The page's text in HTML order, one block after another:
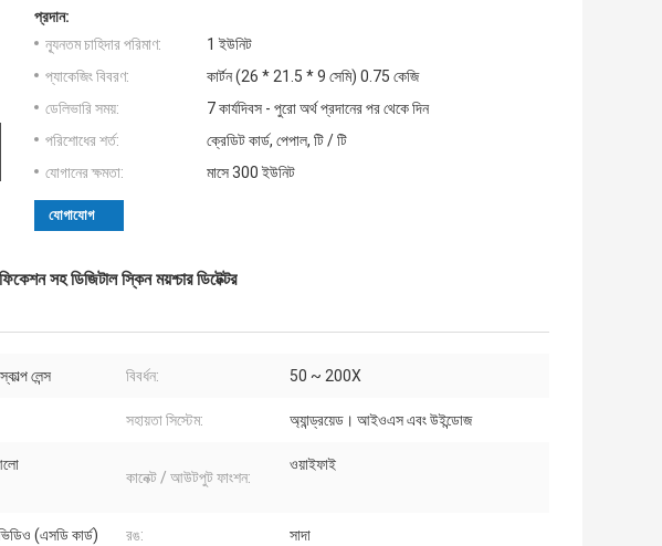
প্রদান:
ন্যূনতম চাহিদার পরিমাণ:
1 ইউনিট
প্যাকেজিং বিবরণ:
কার্টন (26 * 21.5 * 9 সেমি) 0.75 কেজি
ডেলিভারি সময়:
7 কার্যদিবস - পুরো অর্থ প্রদানের পর থেকে দিন
পরিশোধের শর্ত:
ক্রেডিট কার্ড, পেপাল, টি / টি
যোগানের ক্ষমতা:
মাসে 300 ইউনিট
যোগাযোগ
সহ ডিজিটাল স্কিন ময়শ্চার ডিটেক্টর
লেন্স বিবর্ধন: 50 ~ 200X
সহায়তা সিস্টেম: অ্যান্ড্রয়েড। আইওএস এবং উইন্ডোজ
কানেক্ট / আউটপুট ফাংশন:
ওয়াইফাই
(এসডি কার্ড) রঙ: সাদা